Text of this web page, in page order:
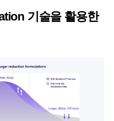
기술을 활용한